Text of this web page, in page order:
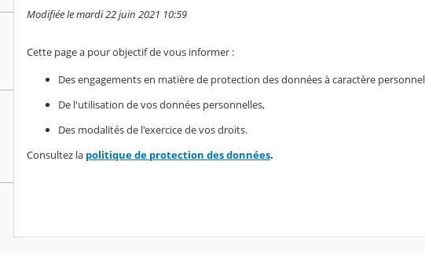
Modifiée le mardi 22 juin 2021 10:59
Cette page a pour objectif de vous informer :
Des engagements en matière de protection des données à caractère
De l'utilisation de vos données personnelles,
Des modalités de l'exercice de vos droits.
Consultez la politique de protection des données.